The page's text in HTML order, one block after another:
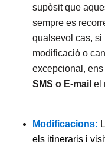
supòsit que
sempre es
qualsevol cas, si
modificació o
excepcional,
SMS o E-mail el
Modificacions:
els itineraris i